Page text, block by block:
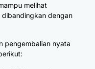
melihat
dengan
pengembalian nyata